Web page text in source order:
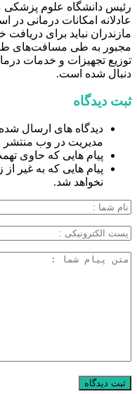
رئیس دانشگاه علوم پزشکی
عادلانه امکانات درمانی
مازندران نباید برای
مجبور به طی مسافت‌های
توزیع تجهیزات و خدمات
دنبال شده است.
ثبت دیدگاه
دیدگاه های ارسال
مدیریت در وب منتشر
پیام هایی که حاوی
پیام هایی که به غیر
نخواهد شد.